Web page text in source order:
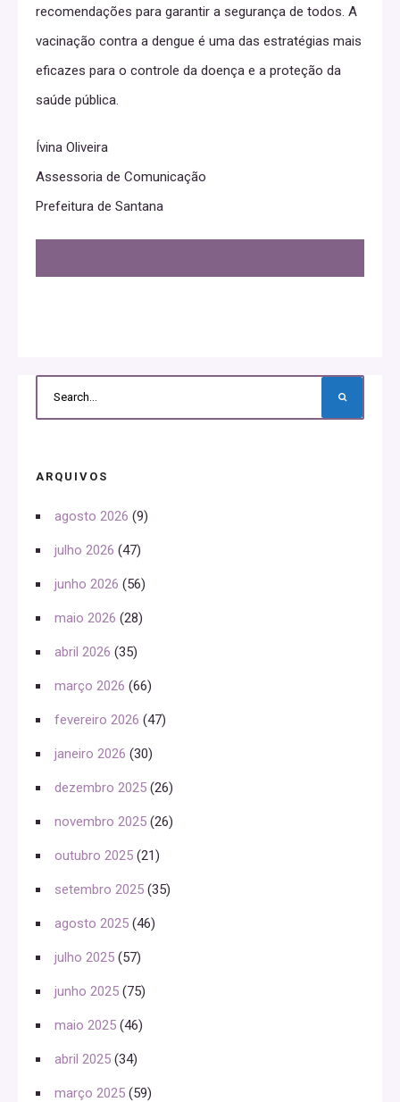
recomendações para garantir a segurança de todos. A
vacinação contra a dengue é uma das estratégias mais
eficazes para o controle da doença e a proteção da
saúde pública.
Ívina Oliveira
Assessoria de Comunicação
Prefeitura de Santana
ARQUIVOS
agosto 2026 (9)
julho 2026 (47)
junho 2026 (56)
maio 2026 (28)
abril 2026 (35)
março 2026 (66)
fevereiro 2026 (47)
janeiro 2026 (30)
dezembro 2025 (26)
novembro 2025 (26)
outubro 2025 (21)
setembro 2025 (35)
agosto 2025 (46)
julho 2025 (57)
junho 2025 (75)
maio 2025 (46)
abril 2025 (34)
março 2025 (59)